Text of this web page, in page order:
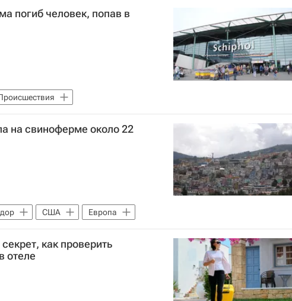
погиб человек, попав в
на свиноферме около 22
США Европа
как проверить
отеле